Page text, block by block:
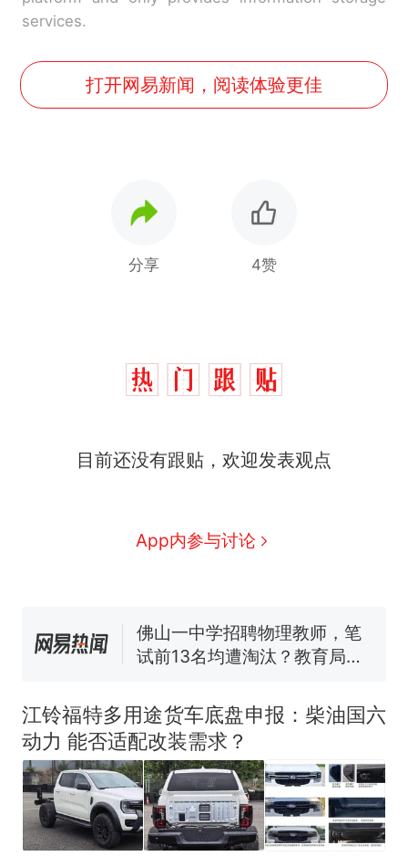
services.
打开网易新闻，阅读体验更佳
分享 4赞
目前还没有跟贴，欢迎发表观点
App内参与讨论
热
那个在床头放菜刀的女孩，
交5060元才肯搬上楼！女子傻
空调24小时开着反而更省电？
已叫停招聘，成立调查组全面
核查
“不建议大家买深色蛋糕”上热
搜，网友：天塌了！
因老师一句“跟我回家”改写了
人生
江铃福特多用途货车底盘申报：柴油国六
动力 能否适配改装需求？